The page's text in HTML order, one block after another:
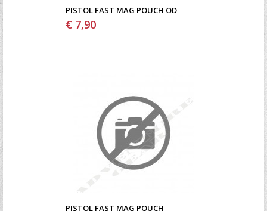
PISTOL FAST MAG POUCH OD
€ 7,90
PISTOL FAST MAG POUCH